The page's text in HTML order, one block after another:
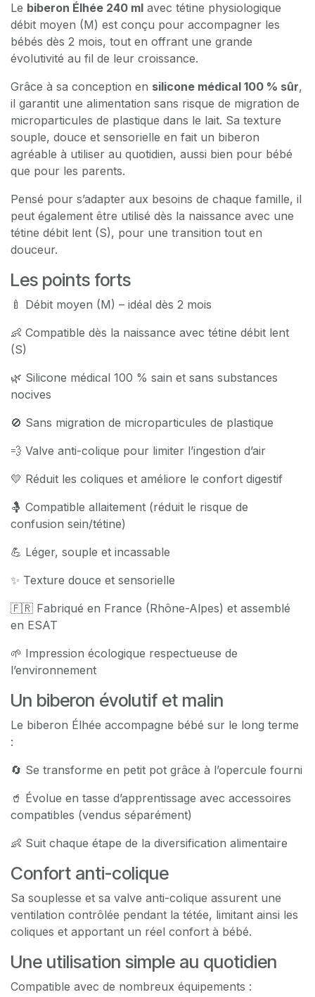
Le biberon Élhée 240 ml avec tétine physiologique
débit moyen (M) est conçu pour accompagner les
bébés dès 2 mois, tout en offrant une grande
évolutivité au fil de leur croissance.
Grâce à sa conception en silicone médical 100 % sûr,
il garantit une alimentation sans risque de migration de
microparticules de plastique dans le lait. Sa texture
souple, douce et sensorielle en fait un biberon
agréable à utiliser au quotidien, aussi bien pour bébé
que pour les parents.
Pensé pour s’adapter aux besoins de chaque famille, il
peut également être utilisé dès la naissance avec une
tétine débit lent (S), pour une transition tout en
douceur.
Les points forts
🍼 Débit moyen (M) – idéal dès 2 mois
👶 Compatible dès la naissance avec tétine débit lent
(S)
🌿 Silicone médical 100 % sain et sans substances
nocives
🚫 Sans migration de microparticules de plastique
💨 Valve anti-colique pour limiter l’ingestion d’air
💛 Réduit les coliques et améliore le confort digestif
🤱 Compatible allaitement (réduit le risque de
confusion sein/tétine)
💪 Léger, souple et incassable
✨ Texture douce et sensorielle
🇫🇷 Fabriqué en France (Rhône-Alpes) et assemblé
en ESAT
🌱 Impression écologique respectueuse de
l’environnement
Un biberon évolutif et malin
Le biberon Élhée accompagne bébé sur le long terme
:
🔄 Se transforme en petit pot grâce à l’opercule fourni
🥤 Évolue en tasse d’apprentissage avec accessoires
compatibles (vendus séparément)
👶 Suit chaque étape de la diversification alimentaire
Confort anti-colique
Sa souplesse et sa valve anti-colique assurent une
ventilation contrôlée pendant la tétée, limitant ainsi les
coliques et apportant un réel confort à bébé.
Une utilisation simple au quotidien
Compatible avec de nombreux équipements :